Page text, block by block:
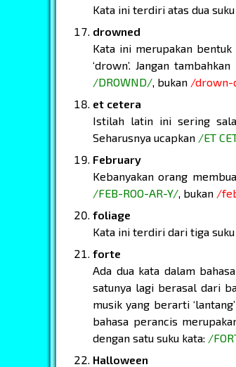
Kata ini terdiri atas dua
drowned
Kata ini merupakan bentuk
‘drown’. Jangan
/DROWND/, bukan /drown-
et cetera
Istilah latin ini sering
Seharusnya ucapkan /ET
February
Kebanyakan orang
/FEB-ROO-AR-Y/, bukan /
foliage
Kata ini terdiri dari tiga suku
forte
Ada dua kata dalam
satunya lagi berasal dari
musik yang berarti ‘lantang’
bahasa perancis
dengan satu suku kata: /
Halloween